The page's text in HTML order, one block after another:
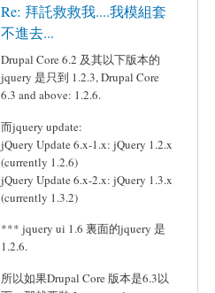
Re: 拜託救救我....我模組套
不進去...
Drupal Core 6.2 及其以下版本的
jquery 是只到 1.2.3, Drupal Core
6.3 and above: 1.2.6.
而jquery update:
jQuery Update 6.x-1.x: jQuery 1.2.x
(currently 1.2.6)
jQuery Update 6.x-2.x: jQuery 1.3.x
(currently 1.3.2)
*** jquery ui 1.6 裏面的jquery 是
1.2.6.
所以如果Drupal Core 版本是6.3以